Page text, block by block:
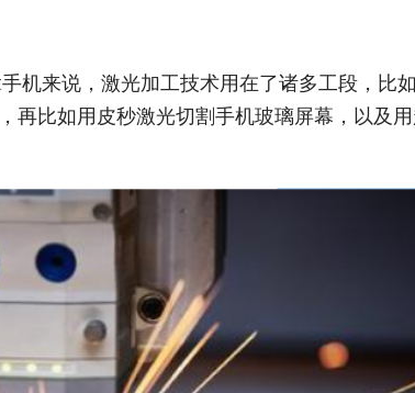
机来说，激光加工技术用在了诸多工段，比
再比如用皮秒激光切割手机玻璃屏幕，以及